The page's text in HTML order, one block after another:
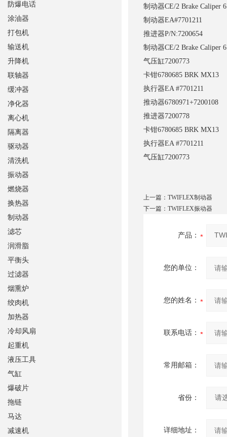
制动器CE/2 Brake Caliper
制动器EA#7701211
推进器P/N:7200654
制动器CE/2 Brake Caliper
气压缸7200773
卡钳6780685 BRK MX13
执行器EA #7701211
推动器6780971+7200108
推进器7200778
卡钳6780685 BRK MX13
执行器EA #7701211
气压缸7200773
上一篇： TWIFLEX制动器
下一篇： TWIFLEX振动器
产品：
您的单位：
您的姓名：
联系电话：
常用邮箱：
省份：
详细地址：
防爆电话
涂油器
打包机
输送机
升降机
联轴器
缓冲器
净化器
离心机
隔离器
驱动器
清洗机
振动器
燃烧器
换热器
制动器
滤芯
润滑脂
平衡头
过滤器
烟熏炉
绞肉机
加热器
冷却风扇
起重机
液压工具
气缸
爆破片
拖链
马达
减速机